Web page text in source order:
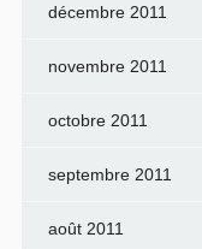
décembre 2011
novembre 2011
octobre 2011
septembre 2011
août 2011